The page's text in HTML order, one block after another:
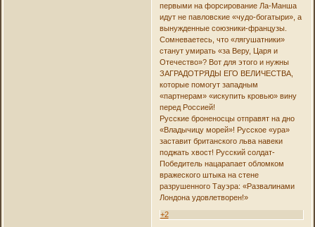
первыми на форсирование Ла-Манша
идут не павловские «чудо-богатыри», а
вынужденные союзники-французы.
Сомневаетесь, что «лягушатники»
станут умирать «за Веру, Царя и
Отечество»? Вот для этого и нужны
ЗАГРАДОТРЯДЫ ЕГО ВЕЛИЧЕСТВА,
которые помогут западным
«партнерам» «искупить кровью» вину
перед Россией!
Русские броненосцы отправят на дно
«Владычицу морей»! Русское «ура»
заставит британского льва навеки
поджать хвост! Русский солдат-
Победитель нацарапает обломком
вражеского штыка на стене
разрушенного Тауэра: «Развалинами
Лондона удовлетворен!»
+2